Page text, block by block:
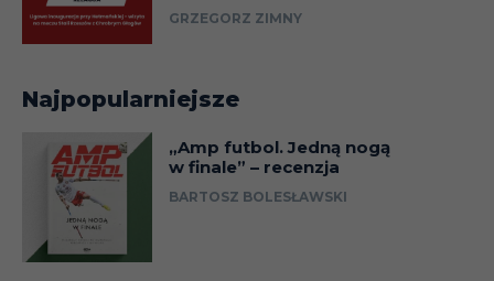
GRZEGORZ ZIMNY
Najpopularniejsze
„Amp futbol. Jedną nogą
w finale” – recenzja
BARTOSZ BOLESŁAWSKI